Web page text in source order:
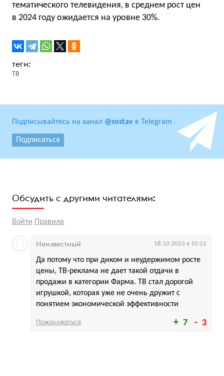
тематического телевидения, в среднем рост цен
в 2024 году ожидается на уровне 30%.
ТВ
Подписывайтесь на канал @sostav в Telegram
Подписаться
Обсудить с другими читателями:
Войти Правила
7 3
Да потому что при диком и неудержимом росте
цены, ТВ-реклама не дает такой отдачи в
продажи в категории Фарма. ТВ стал дорогой
игрушкой, которая уже не очень дружит с
понятием экономической эффективности
Неизвестный 18.10.2023 в 10:22
Пожаловаться